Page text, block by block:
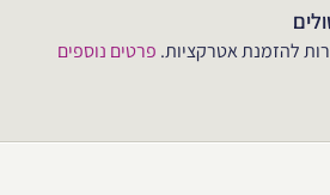
להזמנת אטרקציות. פרטים נוספים